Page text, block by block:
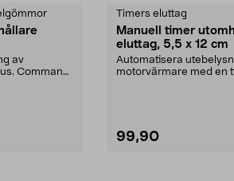
av
Command
Timers eluttag
Manuell timer
eluttag, 5,5 x 12 cm
Automatisera
motorvärmare med en
99,90